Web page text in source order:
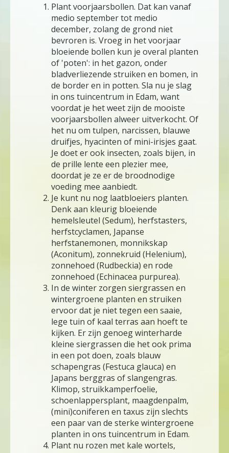
Plant voorjaarsbollen. Dat kan vanaf
medio september tot medio
december, zolang de grond niet
bevroren is. Vroeg in het voorjaar
bloeiende bollen kun je overal planten
of 'poten': in het gazon, onder
bladverliezende struiken en bomen, in
de border en in potten. Sla nu je slag
in ons tuincentrum in Edam, want
voordat je het weet zijn de mooiste
voorjaarsbollen alweer uitverkocht. Of
het nu om tulpen, narcissen, blauwe
druifjes, hyacinten of mini-irisjes gaat.
Je doet er ook insecten, zoals bijen, in
de prille lente een plezier mee,
doordat je ze er de broodnodige
voeding mee aanbiedt.
Je kunt nu nog laatbloeiers planten.
Denk aan kleurig bloeiende
hemelsleutel (Sedum), herfstasters,
herfstcyclamen, Japanse
herfstanemonen, monnikskap
(Aconitum), zonnekruid (Helenium),
zonnehoed (Rudbeckia) en rode
zonnehoed (Echinacea purpurea).
In de winter zorgen siergrassen en
wintergroene planten en struiken
ervoor dat je niet tegen een saaie,
lege tuin of kaal terras aan hoeft te
kijken. Er zijn genoeg winterharde
kleine siergrassen die het ook prima
in een pot doen, zoals blauw
schapengras (Festuca glauca) en
Japans berggras of slangengras.
Klimop, struikkamperfoelie,
schoenlappersplant, maagdenpalm,
(mini)coniferen en taxus zijn slechts
een paar van de sterke wintergroene
planten in ons tuincentrum in Edam.
Plant nu rozen met kale wortels,